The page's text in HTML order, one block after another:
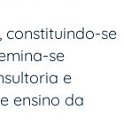
constituindo-se
se
e
ensino da